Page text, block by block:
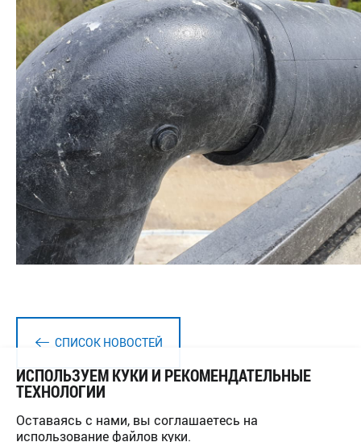
СПИСОК НОВОСТЕЙ
ИСПОЛЬЗУЕМ КУКИ И РЕКОМЕНДАТЕЛЬНЫЕ
ТЕХНОЛОГИИ
Оставаясь с нами, вы соглашаетесь на
использование файлов куки.